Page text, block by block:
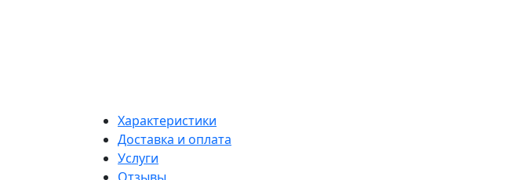
Характеристики
Доставка и оплата
Услуги